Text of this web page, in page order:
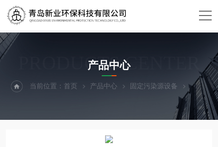
PRODUCTS CENTER
产品中心
当前位置：首页 产品中心 固定污染源设备 恒温恒